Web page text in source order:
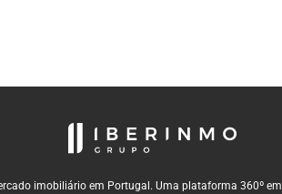
imobiliário em Portugal. Uma plataforma 360º em